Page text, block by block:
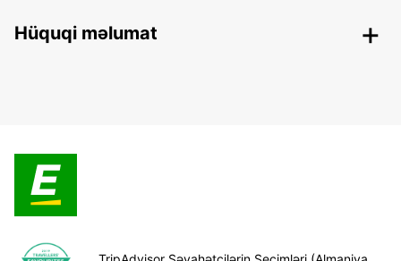
Hüquqi məlumat